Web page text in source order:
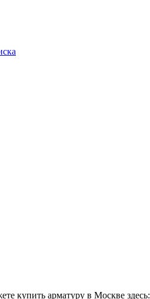
купить арматуру в Москве здесь: